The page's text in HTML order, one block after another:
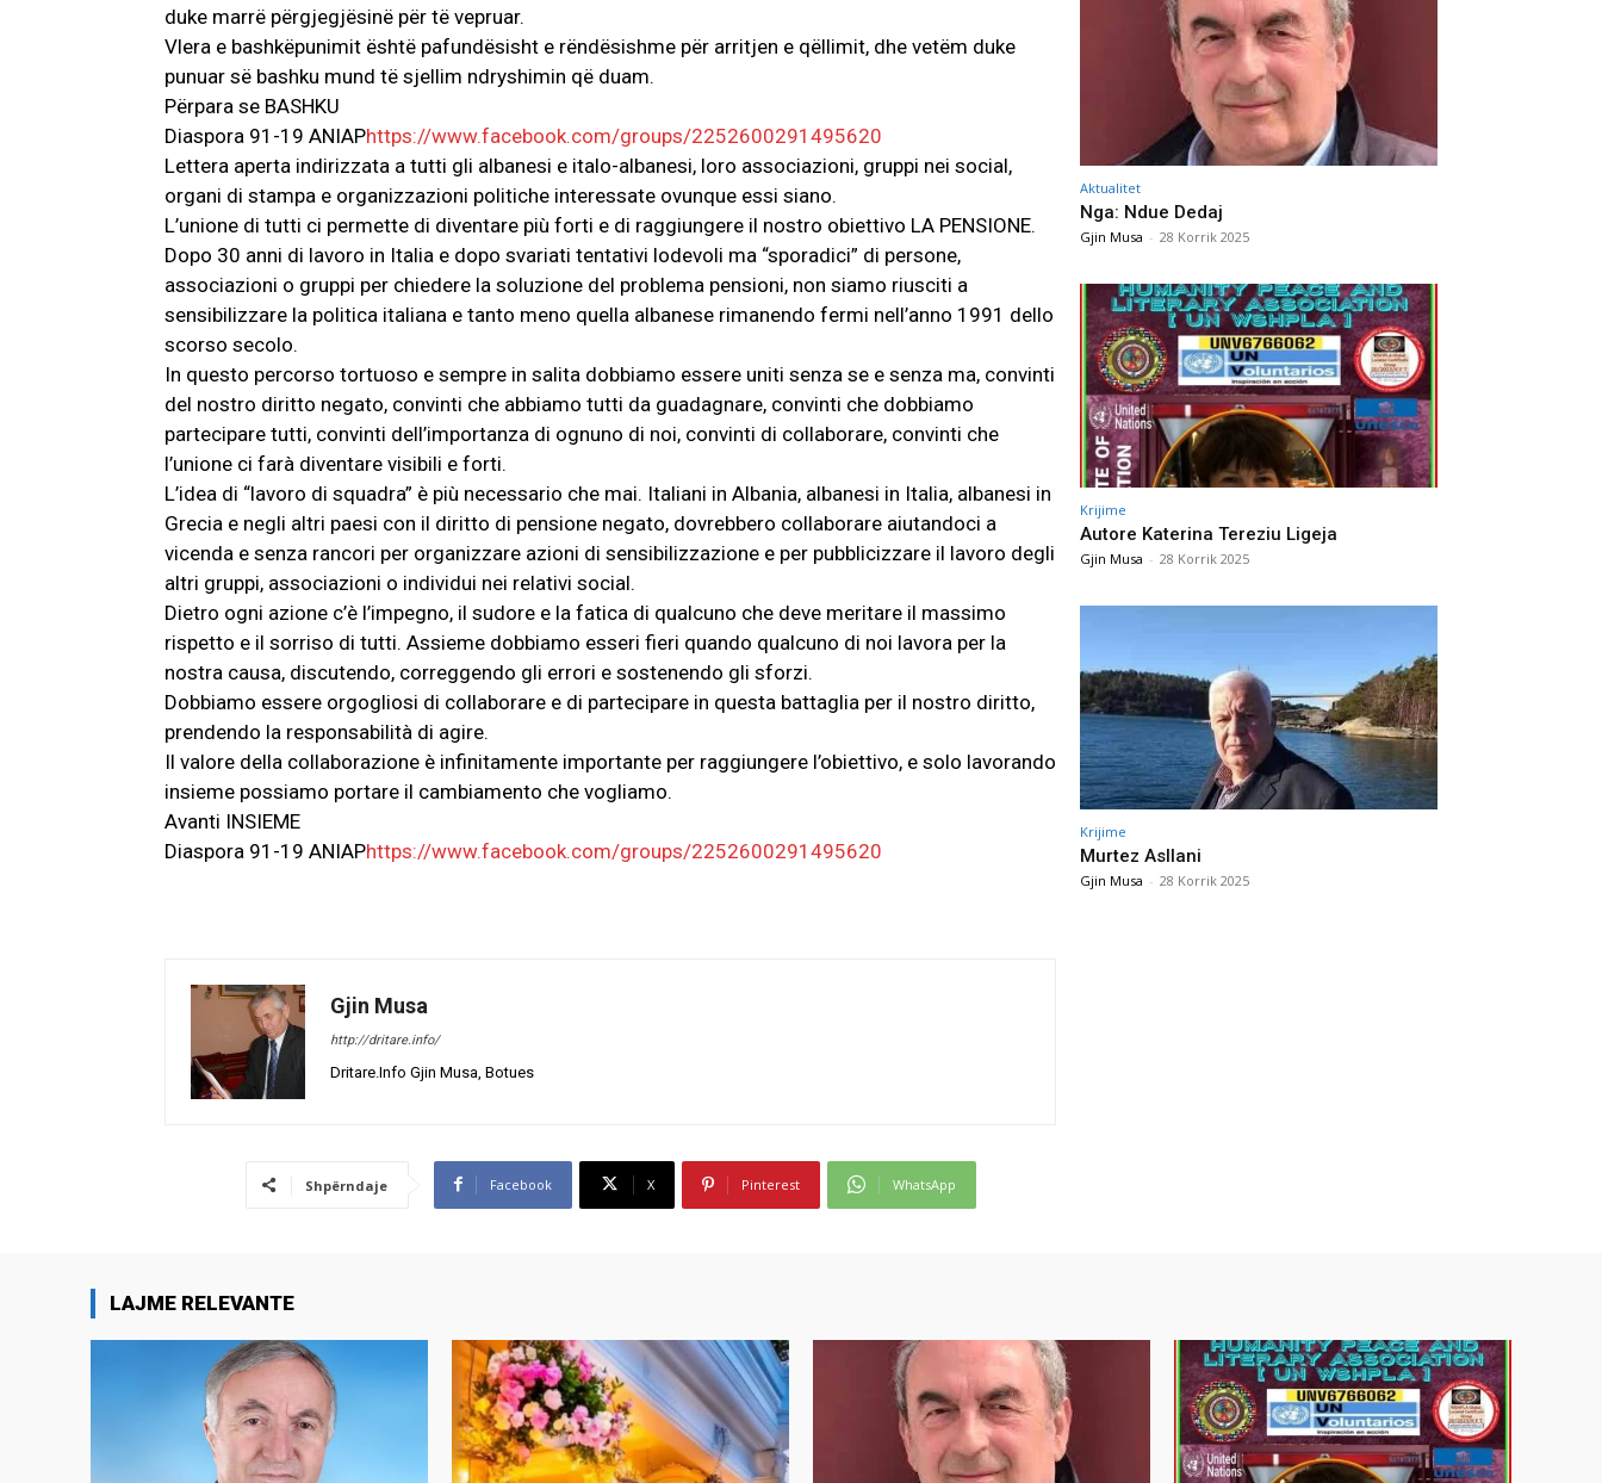
duke marrë përgjegjësinë për të vepruar.
Vlera e bashkëpunimit është pafundësisht e rëndësishme për arritjen e qëllimit, dhe vetëm duke
punuar së bashku mund të sjellim ndryshimin që duam.
Përpara se BASHKU
Diaspora 91-19 ANIAPhttps://www.facebook.com/groups/2252600291495620
Lettera aperta indirizzata a tutti gli albanesi e italo-albanesi, loro associazioni, gruppi nei social,
organi di stampa e organizzazioni politiche interessate ovunque essi siano.
L’unione di tutti ci permette di diventare più forti e di raggiungere il nostro obiettivo LA PENSIONE.
Dopo 30 anni di lavoro in Italia e dopo svariati tentativi lodevoli ma “sporadici” di persone,
associazioni o gruppi per chiedere la soluzione del problema pensioni, non siamo riusciti a
sensibilizzare la politica italiana e tanto meno quella albanese rimanendo fermi nell’anno 1991 dello
scorso secolo.
In questo percorso tortuoso e sempre in salita dobbiamo essere uniti senza se e senza ma, convinti
del nostro diritto negato, convinti che abbiamo tutti da guadagnare, convinti che dobbiamo
partecipare tutti, convinti dell’importanza di ognuno di noi, convinti di collaborare, convinti che
l’unione ci farà diventare visibili e forti.
L’idea di “lavoro di squadra” è più necessario che mai. Italiani in Albania, albanesi in Italia, albanesi in
Grecia e negli altri paesi con il diritto di pensione negato, dovrebbero collaborare aiutandoci a
vicenda e senza rancori per organizzare azioni di sensibilizzazione e per pubblicizzare il lavoro degli
altri gruppi, associazioni o individui nei relativi social.
Dietro ogni azione c’è l’impegno, il sudore e la fatica di qualcuno che deve meritare il massimo
rispetto e il sorriso di tutti. Assieme dobbiamo esseri fieri quando qualcuno di noi lavora per la
nostra causa, discutendo, correggendo gli errori e sostenendo gli sforzi.
Dobbiamo essere orgogliosi di collaborare e di partecipare in questa battaglia per il nostro diritto,
prendendo la responsabilità di agire.
Il valore della collaborazione è infinitamente importante per raggiungere l’obiettivo, e solo lavorando
insieme possiamo portare il cambiamento che vogliamo.
Avanti INSIEME
Diaspora 91-19 ANIAPhttps://www.facebook.com/groups/2252600291495620
Gjin Musa
http://dritare.info/
Dritare.Info Gjin Musa, Botues
Shpërndaje Facebook X Pinterest WhatsApp
Aktualitet
Nga: Ndue Dedaj
Gjin Musa - 28 Korrik 2025
Krijime
Autore Katerina Tereziu Ligeja
Gjin Musa - 28 Korrik 2025
Krijime
Murtez Asllani
Gjin Musa - 28 Korrik 2025
LAJME RELEVANTE